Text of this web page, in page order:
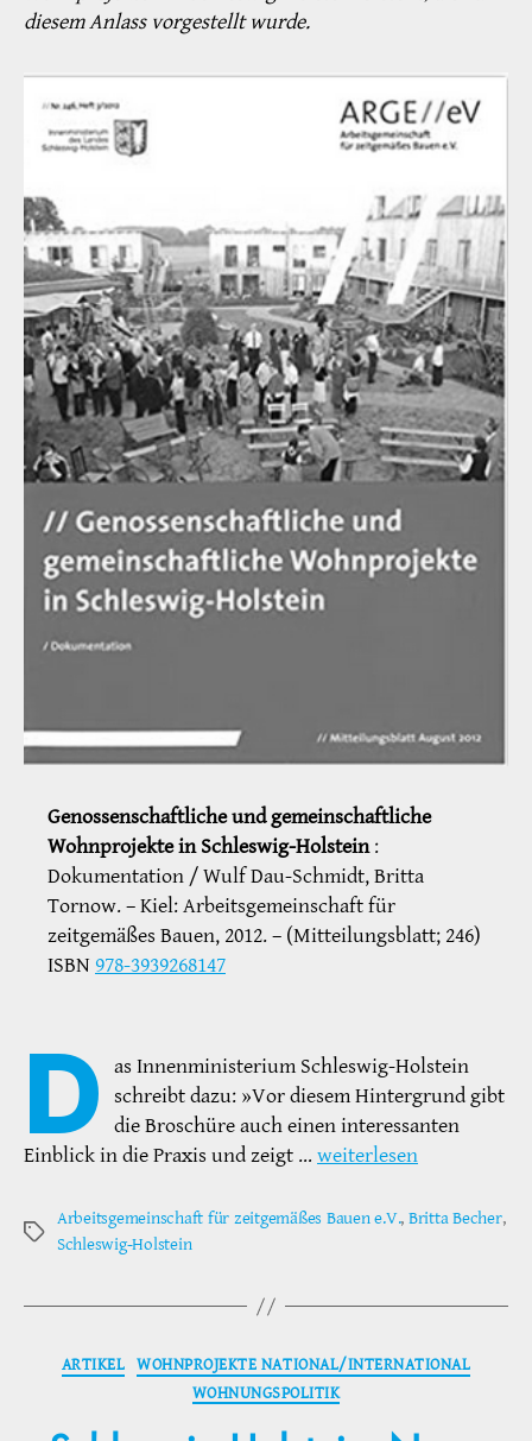
diesem Anlass vorgestellt wurde.
Genossenschaftliche und gemeinschaftliche
Wohnprojekte in Schleswig-Holstein:
Dokumentation / Wulf Dau-Schmidt, Britta
Tornow. – Kiel: Arbeitsgemeinschaft für
zeitgemäßes Bauen, 2012. – (Mitteilungsblatt; 246)
ISBN 978-3939268147
D as Innenministerium Schleswig-Holstein
schreibt dazu: »Vor diesem Hintergrund gibt
die Broschüre auch einen interessanten
Einblick in die Praxis und zeigt … weiterlesen
Schlagwörter
Arbeitsgemeinschaft für zeitgemäßes Bauen e.V., Britta Becher,
Schleswig-Holstein
Kategorien
ARTIKEL
WOHNPROJEKTE NATIONAL/INTERNATIONAL
WOHNUNGSPOLITIK